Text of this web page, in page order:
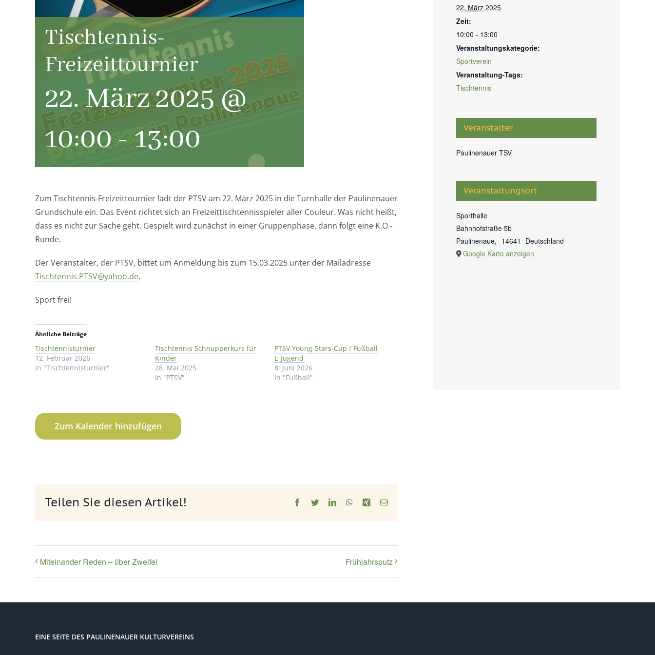
Tischtennis-
Freizeittournier
22. März 2025 @
10:00-13:00
Zum Tischtennis-Freizeittournier lädt der PTSV am 22. März 2025 in die Turnhalle der Paulinenauer
Grundschule ein. Das Event richtet sich an Freizeittischtennisspieler aller Couleur. Was nicht heißt,
dass es nicht zur Sache geht. Gespielt wird zunächst in einer Gruppenphase, dann folgt eine K.O.-
Runde.
Der Veranstalter, der PTSV, bittet um Anmeldung bis zum 15.03.2025 unter der Mailadresse
Tischtennis.PTSV@yahoo.de.
Sport frei!
Ähnliche Beiträge
Tischtennisturnier
12. Februar 2026
In "Tischtennisturnier"
Tischtennis Schnupperkurs für
Kinder
28. Mai 2025
In "PTSV"
PTSV Young-Stars-Cup / Fußball
E-Jugend
8. Juni 2026
In "Fußball"
Zum Kalender hinzufügen
Teilen Sie diesen Artikel! Facebook
TwitterLinkedInWhatsApp
Xing E-
Miteinander Reden – über Zweifel Frühjahrsputz
22. März 2025
Zeit:
10:00 - 13:00
Veranstaltungskategorie:
Sportverein
Veranstaltung-Tags:
Tischtennis
Veranstalter
Paulinenauer TSV
Veranstaltungsort
Sporthalle
Bahnhofstraße 5b
Paulinenaue, 14641
Deutschland
Google Karte anzeigen
EINE SEITE DES PAULINENAUER KULTURVEREINS